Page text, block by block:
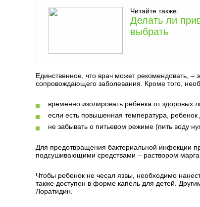
Читайте также:
Делать ли
выбрать
Единственное, что врач может рекомендовать, –
сопровождающего заболевания. Кроме того,
временно изолировать ребенка от здоровых
если есть повышенная температура,
не забывать о питьевом режиме (пить воду
Для предотвращения бактериальной инфекции
подсушивающими средствами – раствором
Чтобы ребенок не чесал язвы, необходимо
также доступен в форме капель для детей.
Лоратидин.